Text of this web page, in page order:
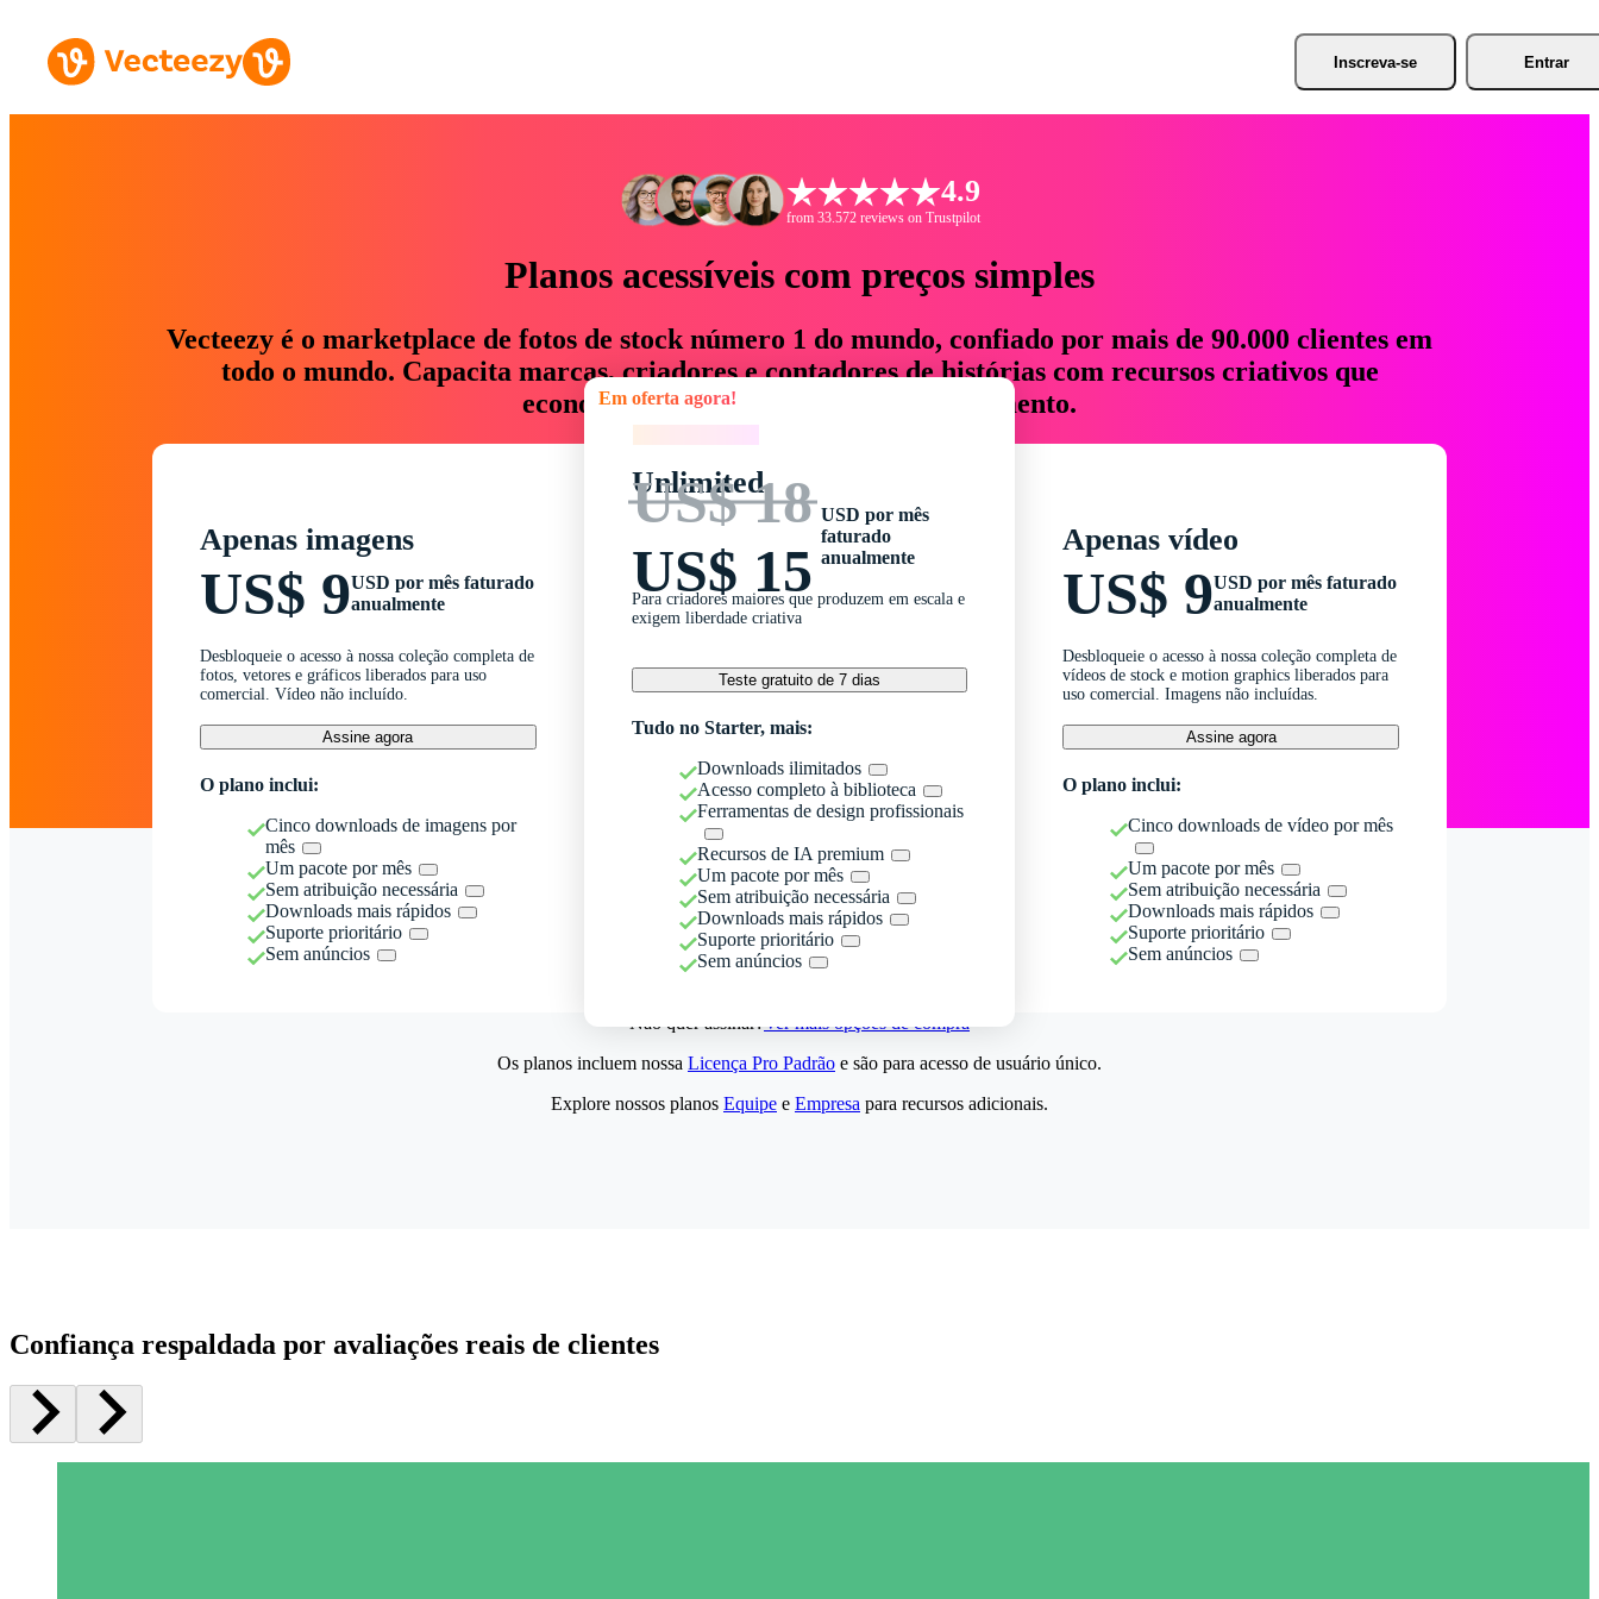
Inscreva-se Entrar
4.9
from 33.572 reviews on Trustpilot
Planos acessíveis com preços simples
Vecteezy é o marketplace de fotos de stock número 1 do mundo, confiado por mais de 90.000 clientes em
todo o mundo. Capacita marcas, criadores e contadores de histórias com recursos criativos que
economizam até 76% em tempo e orçamento.
Apenas imagens
US$ 9USD por mês faturado
anualmente
Desbloqueie o acesso à nossa coleção completa de
fotos, vetores e gráficos liberados para uso
comercial. Vídeo não incluído.
Assine agora
O plano inclui:
Cinco downloads de imagens por
mês
Um pacote por mês
Sem atribuição necessária
Downloads mais rápidos
Suporte prioritário
Sem anúncios
Em oferta agora!
Unlimited
US$ 18
US$ 15
USD por mês
faturado
anualmente
Para criadores maiores que produzem em escala e
exigem liberdade criativa
Teste gratuito de 7 dias
Tudo no Starter, mais:
Downloads ilimitados
Acesso completo à biblioteca
Ferramentas de design profissionais
Recursos de IA premium
Um pacote por mês
Sem atribuição necessária
Downloads mais rápidos
Suporte prioritário
Sem anúncios
Apenas vídeo
US$ 9USD por mês faturado
anualmente
Desbloqueie o acesso à nossa coleção completa de
vídeos de stock e motion graphics liberados para
uso comercial. Imagens não incluídas.
Assine agora
O plano inclui:
Cinco downloads de vídeo por mês
Um pacote por mês
Sem atribuição necessária
Downloads mais rápidos
Suporte prioritário
Sem anúncios
Não quer assinar?Ver mais opções de compra
Os planos incluem nossa Licença Pro Padrão e são para acesso de usuário único.
Explore nossos planos Equipe e Empresa para recursos adicionais.
Confiança respaldada por avaliações reais de clientes